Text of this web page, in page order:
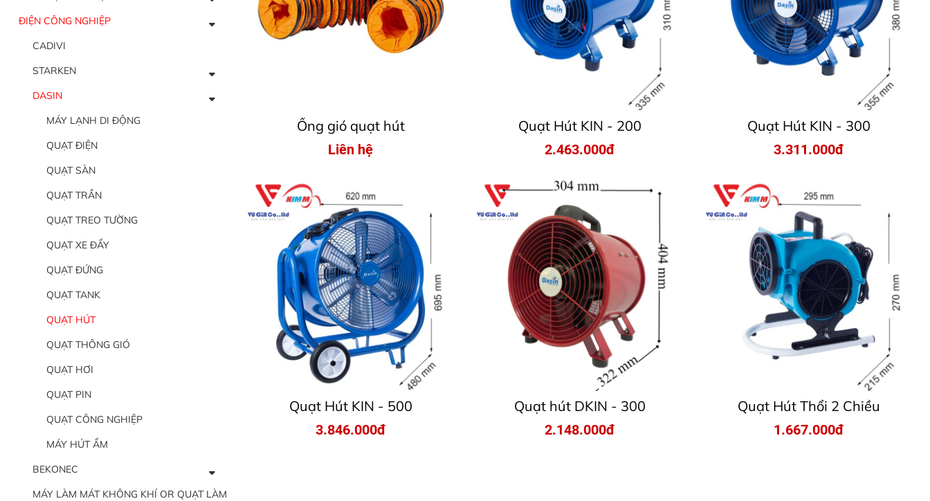
ĐIỆN CÔNG NGHIỆP
CADIVI
STARKEN
DASIN
MÁY LẠNH DI ĐỘNG
QUẠT ĐIỆN
QUẠT SÀN
QUẠT TRẦN
QUẠT TREO TƯỜNG
QUẠT XE ĐẨY
QUẠT ĐỨNG
QUẠT TANK
QUẠT HÚT
QUẠT THÔNG GIÓ
QUẠT HƠI
QUẠT PIN
QUẠT CÔNG NGHIỆP
MÁY HÚT ẨM
BEKONEC
MÁY LÀM MÁT KHÔNG KHÍ OR QUẠT LÀM
Ống gió quạt hút
Liên hệ
Quạt Hút KIN - 200
2.463.000đ
Quạt Hút KIN - 300
3.311.000đ
Quạt Hút KIN - 500
3.846.000đ
Quạt hút DKIN - 300
2.148.000đ
Quạt Hút Thổi 2 Chiều
1.667.000đ